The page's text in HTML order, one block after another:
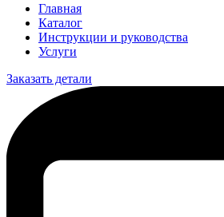
Главная
Каталог
Инструкции и руководства
Услуги
Заказать детали